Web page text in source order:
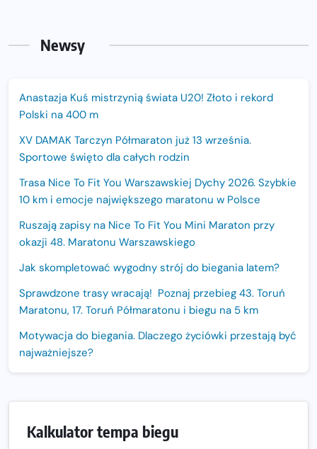
Newsy
Anastazja Kuś mistrzynią świata U20! Złoto i rekord
Polski na 400 m
XV DAMAK Tarczyn Półmaraton już 13 września.
Sportowe święto dla całych rodzin
Trasa Nice To Fit You Warszawskiej Dychy 2026. Szybkie
10 km i emocje największego maratonu w Polsce
Ruszają zapisy na Nice To Fit You Mini Maraton przy
okazji 48. Maratonu Warszawskiego
Jak skompletować wygodny strój do biegania latem?
Sprawdzone trasy wracają! Poznaj przebieg 43. Toruń
Maratonu, 17. Toruń Półmaratonu i biegu na 5 km
Motywacja do biegania. Dlaczego życiówki przestają być
najważniejsze?
Sprawdzony przebieg i profil stworzony do szybkiego
Kalkulator tempa biegu